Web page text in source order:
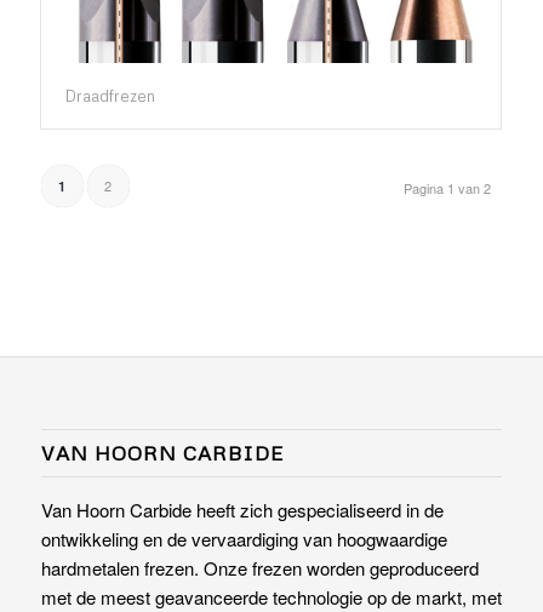
Draadfrezen
Pagina 1 van 2
1 2
VAN HOORN CARBIDE
Van Hoorn Carbide heeft zich gespecialiseerd in de
ontwikkeling en de vervaardiging van hoogwaardige
hardmetalen frezen. Onze frezen worden geproduceerd
met de meest geavanceerde technologie op de markt, met